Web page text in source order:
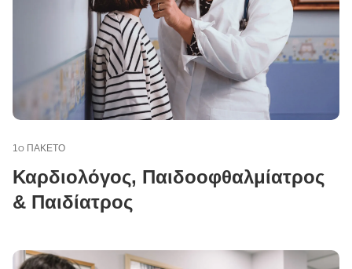
1Ο ΠΑΚΕΤΟ
Καρδιολόγος, Παιδοοφθαλμίατρος
& Παιδίατρος